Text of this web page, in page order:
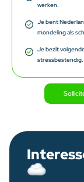
werken.
Je bent
mondeling als
Je bezit
stressbestendig.